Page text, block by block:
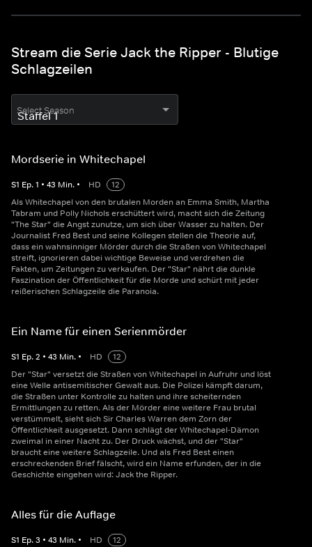
Stream die Serie Jack the Ripper - Blutige
Schlagzeilen
Select Season
Mordserie in Whitechapel
S1 Ep.1 • 43 Min. • HD
12
Als Whitechapel von den brutalen Morden an Emma Smith, Martha
Tabram und Polly Nichols erschüttert wird, macht sich die Zeitung
"The Star" die Angst zunutze, um sich über Wasser zu halten. Der
Journalist Fred Best und seine Kollegen stellen die Theorie auf,
dass ein wahnsinniger Mörder durch die Straßen von Whitechapel
streift, ignorieren dabei wichtige Beweise und verdrehen die
Fakten, um Zeitungen zu verkaufen. Der "Star" nährt die dunkle
Faszination der Öffentlichkeit für die Morde und schürt mit jeder
reißerischen Schlagzeile die Paranoia.
Ein Name für einen Serienmörder
S1 Ep.2 • 43 Min. • HD
12
Der "Star" versetzt die Straßen von Whitechapel in Aufruhr und löst
eine Welle antisemitischer Gewalt aus. Die Polizei kämpft darum,
die Straßen unter Kontrolle zu halten und ihre scheiternden
Ermittlungen zu retten. Als der Mörder eine weitere Frau brutal
verstümmelt, sieht sich Sir Charles Warren dem Zorn der
Öffentlichkeit ausgesetzt. Dann schlägt der Whitechapel-Dämon
zweimal in einer Nacht zu. Der Druck wächst, und der "Star"
braucht eine weitere Schlagzeile. Und als Fred Best einen
erschreckenden Brief fälscht, wird ein Name erfunden, der in die
Geschichte eingehen wird: Jack the Ripper.
Alles für die Auflage
S1 Ep.3 • 43 Min. • HD
12